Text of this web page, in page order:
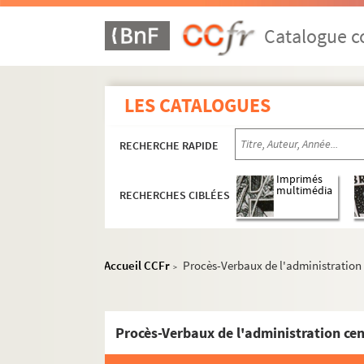
Catalogue
LES CATALOGUES
RECHERCHE RAPIDE
RECHERCHES CIBLÉES
Imprimés
multimédia
Accueil CCFr > Procès-Verbaux de
Procès-Verbaux de l'administration